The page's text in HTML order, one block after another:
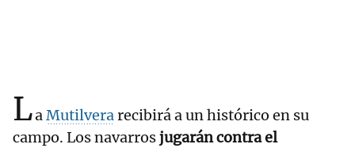
LaMutilverarecibirá a un histórico en su
campo. Los navarrosjugarán contra el